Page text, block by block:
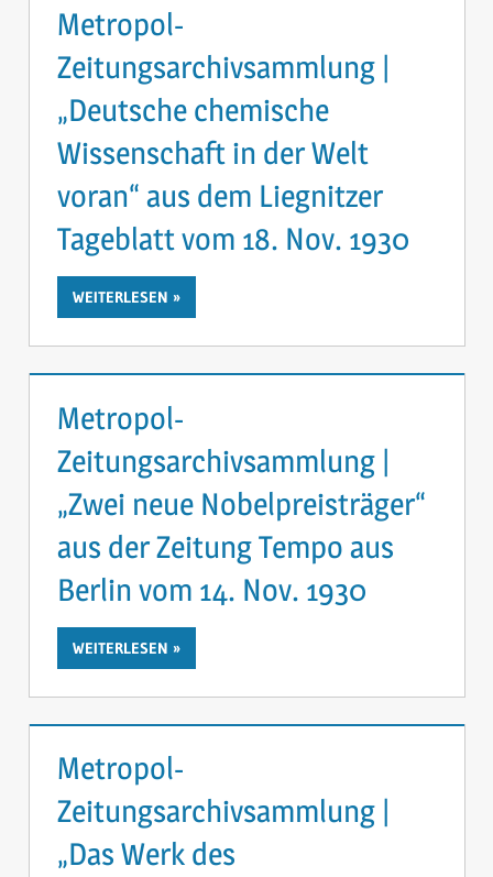
Metropol-
Zeitungsarchivsammlung |
„Deutsche chemische
Wissenschaft in der Welt
voran“ aus dem Liegnitzer
Tageblatt vom 18. Nov. 1930
WEITERLESEN
Metropol-
Zeitungsarchivsammlung |
„Zwei neue Nobelpreisträger“
aus der Zeitung Tempo aus
Berlin vom 14. Nov. 1930
WEITERLESEN
Metropol-
Zeitungsarchivsammlung |
„Das Werk des